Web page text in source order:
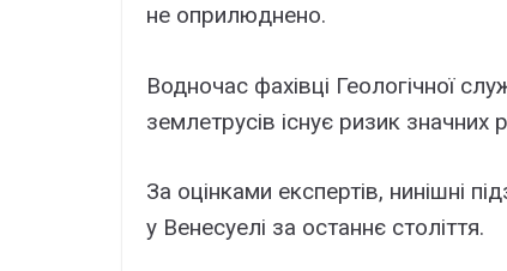
не оприлюднено.
Водночас фахівці Геологічної
землетрусів існує ризик значних
За оцінками експертів, нинішні
у Венесуелі за останнє століття.